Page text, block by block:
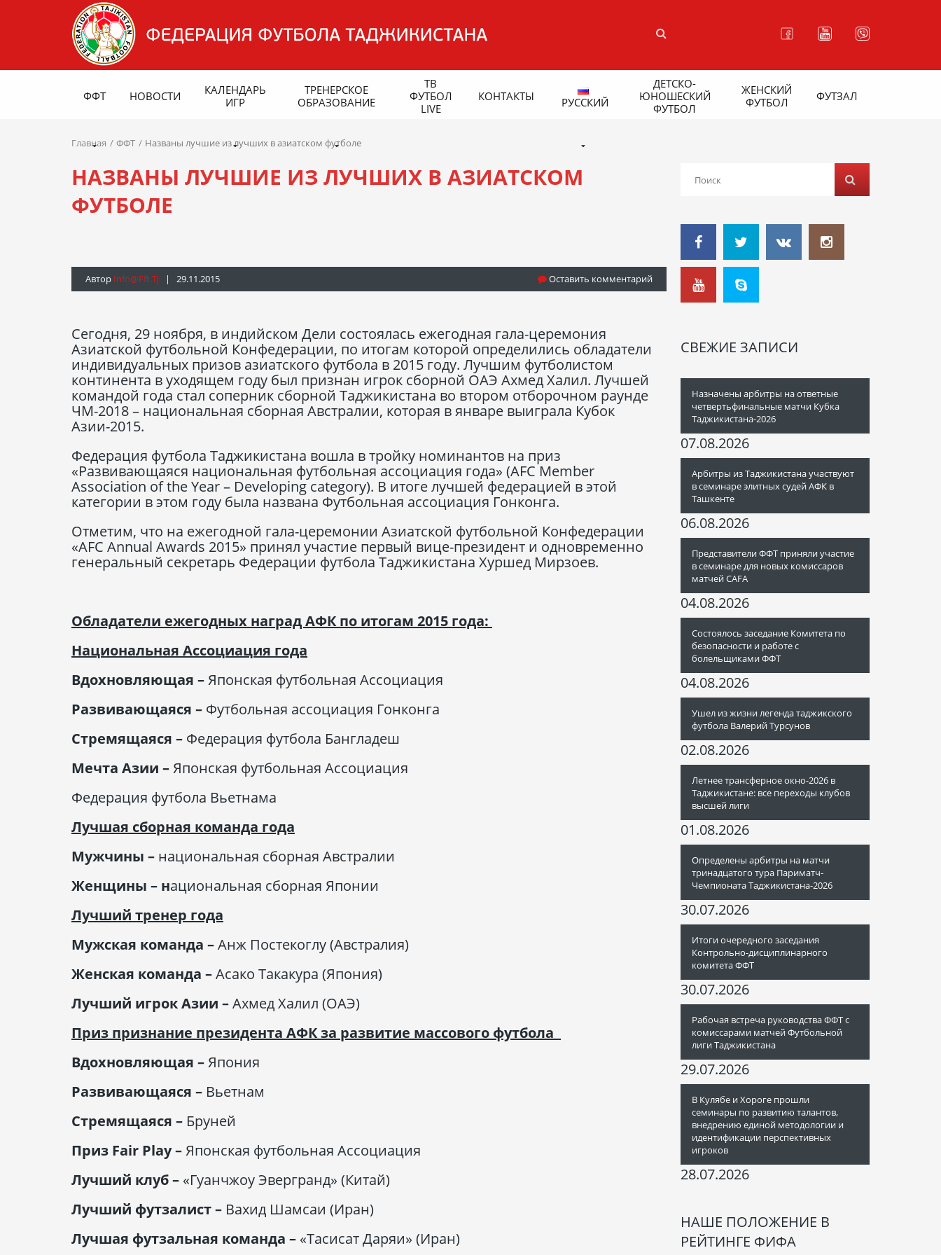
ФФТ НОВОСТИ
КАЛЕНДАРЬ
ИГР
ТРЕНЕРСКОЕ
ОБРАЗОВАНИЕ
ТВ
ФУТБОЛ
LIVE
КОНТАКТЫ РУССКИЙ
ДЕТСКО-
ЮНОШЕСКИЙ
ФУТБОЛ
ЖЕНСКИЙ
ФУТБОЛ
ФУТЗАЛ
Главная ФФТ Названы лучшие из лучших в азиатском футболе
НАЗВАНЫ ЛУЧШИЕ ИЗ ЛУЧШИХ В АЗИАТСКОМ
ФУТБОЛЕ
Автор Info@fft.tj | 29.11.2015 Оставить комментарий
Сегодня, 29 ноября, в индийском Дели состоялась ежегодная гала-церемония
Азиатской футбольной Конфедерации, по итогам которой определились обладатели
индивидуальных призов азиатского футбола в 2015 году. Лучшим футболистом
континента в уходящем году был признан игрок сборной ОАЭ Ахмед Халил. Лучшей
командой года стал соперник сборной Таджикистана во втором отборочном раунде
ЧМ-2018 – национальная сборная Австралии, которая в январе выиграла Кубок
Азии-2015.
Федерация футбола Таджикистана вошла в тройку номинантов на приз
«Развивающаяся национальная футбольная ассоциация года» (AFC Member
Association of the Year – Developing category). В итоге лучшей федерацией в этой
категории в этом году была названа Футбольная ассоциация Гонконга.
Отметим, что на ежегодной гала-церемонии Азиатской футбольной Конфедерации
«AFC Annual Awards 2015» принял участие первый вице-президент и одновременно
генеральный секретарь Федерации футбола Таджикистана Хуршед Мирзоев.
Обладатели ежегодных наград АФК по итогам 2015 года:
Национальная Ассоциация года
Вдохновляющая –Японская футбольная Ассоциация
Развивающаяся – Футбольная ассоциация Гонконга
Стремящаяся – Федерация футбола Бангладеш
Мечта Азии –Японская футбольная Ассоциация
Федерация футбола Вьетнама
Лучшая сборная команда года
Мужчины – национальная сборная Австралии
Женщины – национальная сборная Японии
Лучший тренер года
Мужская команда –Анж Постекоглу (Австралия)
Женская команда –Асако Такакура (Япония)
Лучший игрок Азии –Ахмед Халил (ОАЭ)
Приз признание президента АФК за развитие массового футбола
Вдохновляющая –Япония
Развивающаяся – Вьетнам
Стремящаяся – Бруней
Приз Fair Play –Японская футбольная Ассоциация
Лучший клуб – «Гуанчжоу Эвергранд» (Китай)
Лучший футзалист – Вахид Шамсаи (Иран)
Лучшая футзальная команда – «Тасисат Даряи» (Иран)
СВЕЖИЕ ЗАПИСИ
Назначены арбитры на ответные
четвертьфинальные матчи Кубка
Таджикистана-2026
07.08.2026
Арбитры из Таджикистана участвуют
в семинаре элитных судей АФК в
Ташкенте
06.08.2026
Представители ФФТ приняли участие
в семинаре для новых комиссаров
матчей CAFA
04.08.2026
Состоялось заседание Комитета по
безопасности и работе с
болельщиками ФФТ
04.08.2026
Ушел из жизни легенда таджикского
футбола Валерий Турсунов
02.08.2026
Летнее трансферное окно-2026 в
Таджикистане: все переходы клубов
высшей лиги
01.08.2026
Определены арбитры на матчи
тринадцатого тура Париматч-
Чемпионата Таджикистана-2026
30.07.2026
Итоги очередного заседания
Контрольно-дисциплинарного
комитета ФФТ
30.07.2026
Рабочая встреча руководства ФФТ с
комиссарами матчей Футбольной
лиги Таджикистана
29.07.2026
В Кулябе и Хороге прошли
семинары по развитию талантов,
внедрению единой методологии и
идентификации перспективных
игроков
28.07.2026
НАШЕ ПОЛОЖЕНИЕ В
РЕЙТИНГЕ ФИФА